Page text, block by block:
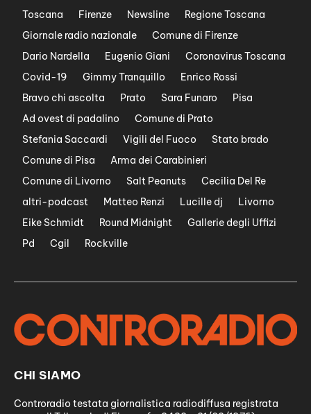
Toscana Firenze Newsline
Regione Toscana
Giornale radio nazionale
Comune di Firenze
Dario Nardella
Eugenio Giani
Coronavirus Toscana
Covid-19
Gimmy Tranquillo
Enrico Rossi
Bravo chi ascolta
Prato Sara Funaro
Pisa
Ad ovest di padalino
Comune di Prato
Stefania Saccardi
Vigili del Fuoco
Stato brado
Comune di Pisa
Arma dei Carabinieri
Comune di Livorno
Salt Peanuts
Cecilia Del Re
altri-podcast
Matteo Renzi Lucille dj
Livorno
Eike Schmidt
Round Midnight
Gallerie degli Uffizi
Pd
Cgil Rockville
CHI SIAMO
Controradio testata giornalistica radiodiffusa registrata